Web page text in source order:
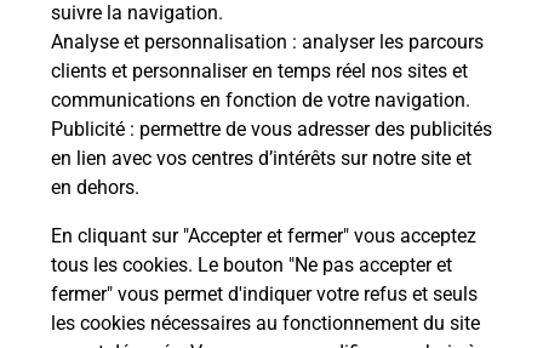
suivre la navigation.
Analyse et personnalisation : analyser les parcours
clients et personnaliser en temps réel nos sites et
communications en fonction de votre navigation.
Publicité : permettre de vous adresser des publicités
en lien avec vos centres d’intérêts sur notre site et
en dehors.
En cliquant sur "Accepter et fermer" vous acceptez
tous les cookies. Le bouton "Ne pas accepter et
fermer" vous permet d'indiquer votre refus et seuls
les cookies nécessaires au fonctionnement du site
Quel âge minimum faut-il pour
passer le permis bateau ?
Combien coûte le code bateau ?
Combien de temps est valable le
code bateau ?
Peut-on passer le permis bateau